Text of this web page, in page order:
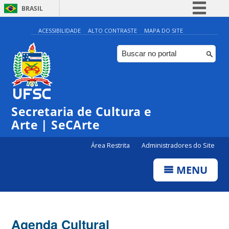
BRASIL
Simplifique!
Comunica BR
Participe
ACESSIBILIDADE ALTO CONTRASTE MAPA DO SITE
Secretaria de Cultura e
Arte | SeCArte
Área Restrita Administradores do Site
MENU
Agenda Cultural